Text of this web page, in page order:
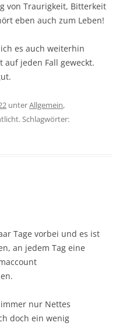
von Traurigkeit, Bitterkeit
eben auch zum Leben!
es auch weiterhin
auf jeden Fall geweckt.
unterAllgemein,
Schlagwörter:
Tage vorbei und es ist
an jedem Tag eine
nur Nettes
doch ein wenig